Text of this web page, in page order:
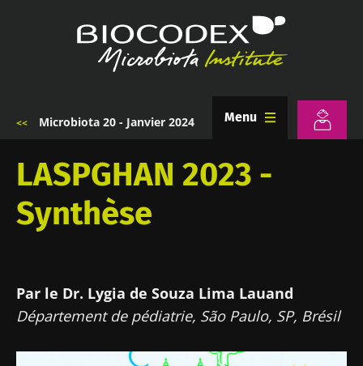
Microbiota 20 - Janvier 2024 Menu
LASPGHAN 2023 -
Synthèse
Par le Dr. Lygia de Souza Lima Lauand
Département de pédiatrie, São Paulo, SP, Brésil